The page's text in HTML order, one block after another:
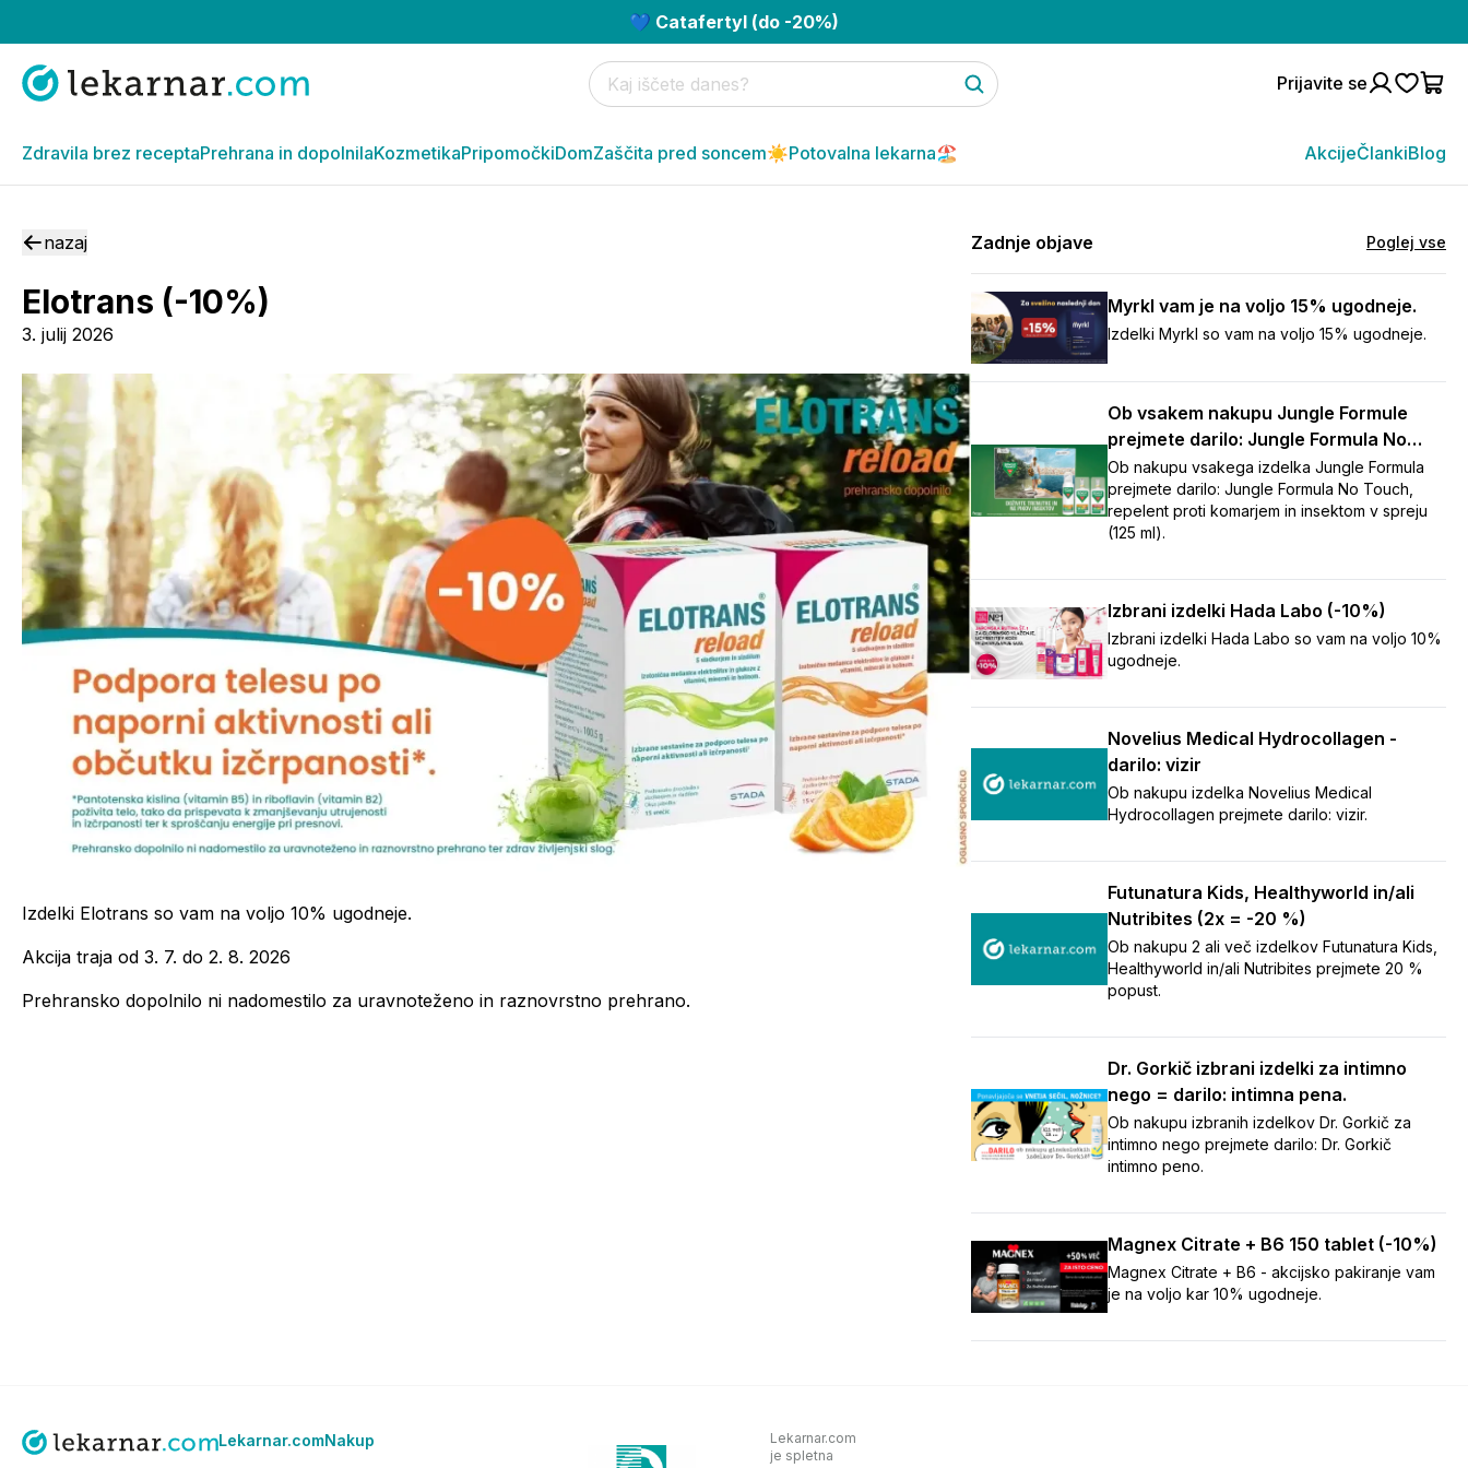
💙 Catafertyl (do -20%)
Prijavite se
Zdravila brez receptaPrehrana in dopolnilaKozmetikaPripomočkiDomZaščita pred soncem☀️Potovalna lekarna🏖️ AkcijeČlankiBlog
nazaj
Elotrans (-10%)
3. julij 2026
Izdelki Elotrans so vam na voljo 10% ugodneje.
Akcija traja od 3. 7. do 2. 8. 2026
Prehransko dopolnilo ni nadomestilo za uravnoteženo in raznovrstno prehrano.
Zadnje objave Poglej vse
Myrkl vam je na voljo 15% ugodneje.
Izdelki Myrkl so vam na voljo 15% ugodneje.
Ob vsakem nakupu Jungle Formule
prejmete darilo: Jungle Formula No
Touch repelent (125 ml)
Ob nakupu vsakega izdelka Jungle Formula
prejmete darilo: Jungle Formula No Touch,
repelent proti komarjem in insektom v spreju
(125 ml).
Izbrani izdelki Hada Labo (-10%)
Izbrani izdelki Hada Labo so vam na voljo 10%
ugodneje.
Novelius Medical Hydrocollagen -
darilo: vizir
Ob nakupu izdelka Novelius Medical
Hydrocollagen prejmete darilo: vizir.
Futunatura Kids, Healthyworld in/ali
Nutribites (2x = -20 %)
Ob nakupu 2 ali več izdelkov Futunatura Kids,
Healthyworld in/ali Nutribites prejmete 20 %
popust.
Dr. Gorkič izbrani izdelki za intimno
nego = darilo: intimna pena.
Ob nakupu izbranih izdelkov Dr. Gorkič za
intimno nego prejmete darilo: Dr. Gorkič
intimno peno.
Magnex Citrate + B6 150 tablet (-10%)
Magnex Citrate + B6 - akcijsko pakiranje vam
je na voljo kar 10% ugodneje.
Lekarnar.comNakup
Lekarnar.com
je spletna